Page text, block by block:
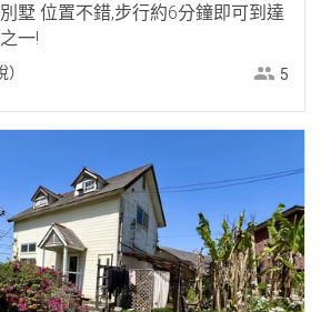
墅 位置不錯,步行約6分鐘即可到達
一!
） 5